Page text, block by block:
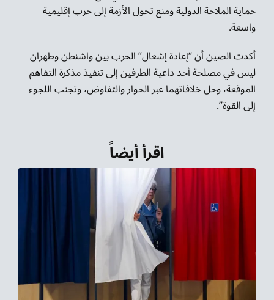
حماية الملاحة الدولية ومنع تحول الأزمة إلى حرب إقليمية
واسعة.
أكدت الصين أن “إعادة إشعال” الحرب بين واشنطن وطهران
ليس في مصلحة أحد داعية الطرفين إلى تنفيذ مذكرة التفاهم
الموقعة، وحل خلافاتهما عبر الحوار والتفاوض، وتجنب اللجوء
إلى القوة”.
اقرأ أيضاً